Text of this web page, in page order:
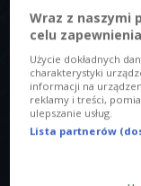
Tytuł
Kuba Płucisz. Dziś
Opis
W Czwórce muzyk
projekcie Kuba
Damiana Ukeje.
Wraz z naszymi
celu
Użycie dokładnych
charakterystyki
informacji na
reklamy i treści,
ulepszanie usług.
Lista partnerów